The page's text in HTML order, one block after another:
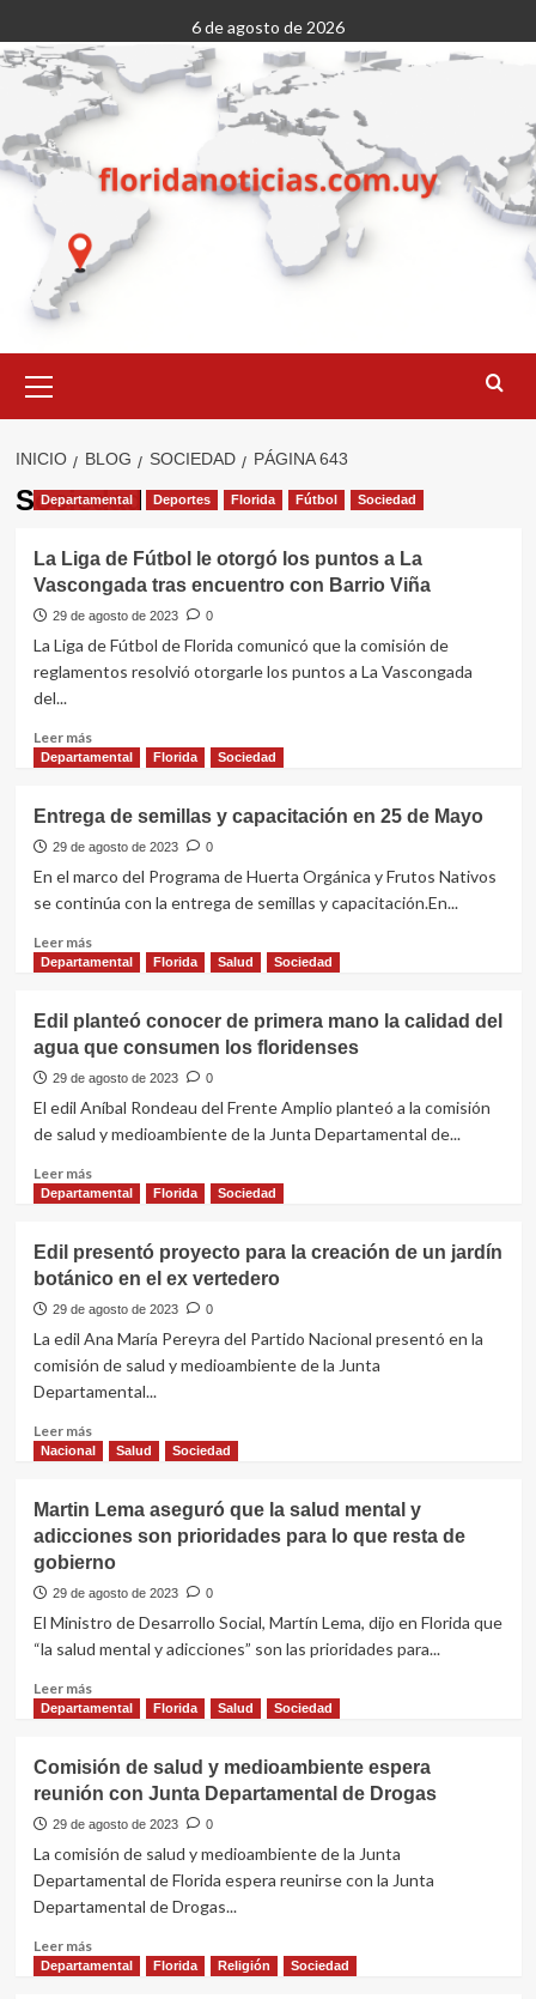
al
contenido
6 de agosto de 2026
primario
INICIO BLOG SOCIEDAD PÁGINA 643
Sociedad
Departamental Deportes Florida Fútbol Sociedad
La Liga de Fútbol le otorgó los puntos a La
Vascongada tras encuentro con Barrio Viña
29 de agosto de 2023 0
La Liga de Fútbol de Florida comunicó que la comisión de
reglamentos resolvió otorgarle los puntos a La Vascongada
del...
Leer másLeer
más
Liga
de
Fútbol
le
los
puntos
Vascongada
tras
encuentro
con
Viña
Departamental Florida Sociedad
Entrega de semillas y capacitación en 25 de Mayo
29 de agosto de 2023 0
En el marco del Programa de Huerta Orgánica y Frutos Nativos
se continúa con la entrega de semillas y capacitación.En...
Leer másLeer
más
de
semillas
y
capacitación
25
Mayo
Departamental Florida Salud Sociedad
Edil planteó conocer de primera mano la calidad del
agua que consumen los floridenses
29 de agosto de 2023 0
El edil Aníbal Rondeau del Frente Amplio planteó a la comisión
de salud y medioambiente de la Junta Departamental de...
Leer másLeer
más
planteó
conocer
de
primera
la
calidad
agua
que
los
floridenses
Departamental Florida Sociedad
Edil presentó proyecto para la creación de un jardín
botánico en el ex vertedero
29 de agosto de 2023 0
La edil Ana María Pereyra del Partido Nacional presentó en la
comisión de salud y medioambiente de la Junta
Departamental...
Leer másLeer
más
presentó
proyecto
para
la
de
un
botánico
en
ex
vertedero
Nacional Salud Sociedad
Martin Lema aseguró que la salud mental y
adicciones son prioridades para lo que resta de
gobierno
29 de agosto de 2023 0
El Ministro de Desarrollo Social, Martín Lema, dijo en Florida que
“la salud mental y adicciones” son las prioridades para...
Leer másLeer
más
Lema
aseguró
que
la
mental
y
son
prioridades
Departamental Florida Salud Sociedad
Comisión de salud y medioambiente espera
reunión con Junta Departamental de Drogas
29 de agosto de 2023 0
La comisión de salud y medioambiente de la Junta
Departamental de Florida espera reunirse con la Junta
Departamental de Drogas...
Leer másLeer
más
Departamental Florida Religión Sociedad